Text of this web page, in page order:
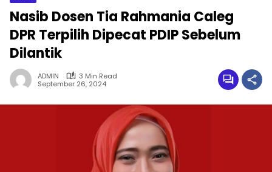
Nasib Dosen Tia Rahmania Caleg
DPR Terpilih Dipecat PDIP Sebelum
Dilantik
ADMIN
3 Min Read
September 26, 2024